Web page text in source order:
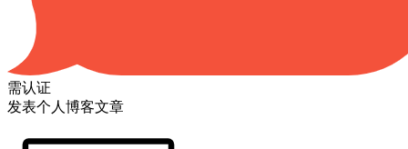
需认证
发表个人博客文章